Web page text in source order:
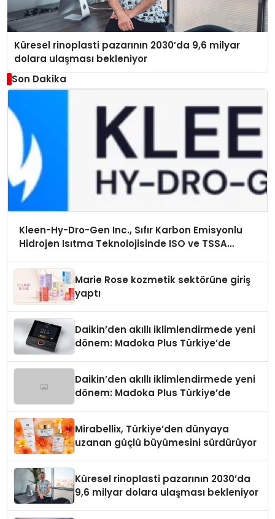
Küresel rinoplasti pazarının 2030’da 9,6 milyar
dolara ulaşması bekleniyor
Son Dakika
Kleen-Hy-Dro-Gen Inc., Sıfır Karbon Emisyonlu
Hidrojen Isıtma Teknolojisinde ISO ve TSSA
Marie Rose kozmetik sektörüne giriş
yaptı
Daikin’den akıllı iklimlendirmede yeni
dönem: Madoka Plus Türkiye’de
Daikin’den akıllı iklimlendirmede yeni
dönem: Madoka Plus Türkiye’de
Mirabellix, Türkiye’den dünyaya
uzanan güçlü büyümesini sürdürüyor
Küresel rinoplasti pazarının 2030’da
9,6 milyar dolara ulaşması bekleniyor